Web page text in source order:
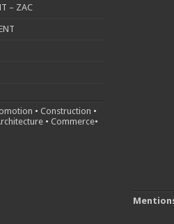
– ZAC
• Construction •
• Commerce•